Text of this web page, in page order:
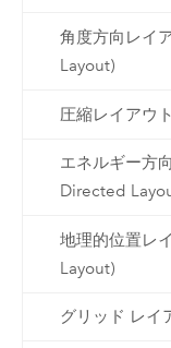
角度方向レイ
Layout)
圧縮レイアウ
エネルギー方
Directed
地理的位置レ
Layout)
グリッド レイ